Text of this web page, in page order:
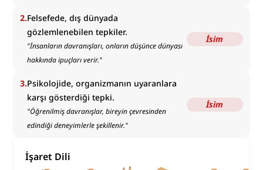
2.Felsefede, dış dünyada
gözlemlenebilen tepkiler.
"İnsanların davranışları, onların düşünce dünyası
hakkında ipuçları verir."
İsim
3.Psikolojide, organizmanın uyaranlara
karşı gösterdiği tepki.
"Öğrenilmiş davranışlar, bireyin çevresinden
edindiği deneyimlerle şekillenir."
İsim
İşaret Dili